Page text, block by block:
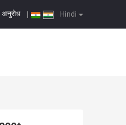
Hindi
अनुरोध